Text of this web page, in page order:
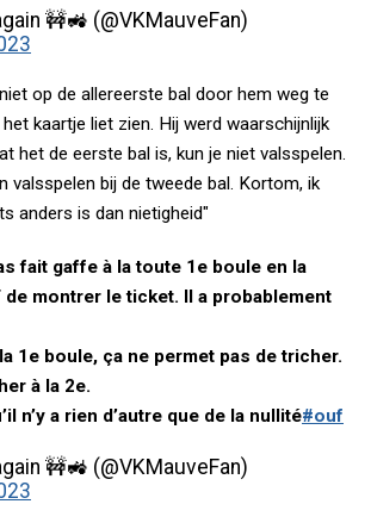
🚧🚜 (@VKMauveFan)
op de allereerste bal door hem weg te
kaartje liet zien. Hij werd waarschijnlijk
het de eerste bal is, kun je niet valsspelen.
valsspelen bij de tweede bal. Kortom, ik
anders is dan nietigheid"
fait gaffe à la toute 1e boule en la
de montrer le ticket. Il a probablement
1e boule, ça ne permet pas de tricher.
à la 2e.
n’y a rien d’autre que de la nullité#ouf
🚧🚜 (@VKMauveFan)